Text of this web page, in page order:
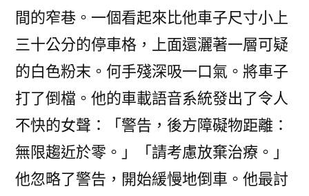
間的窄巷。一個看起來比他車子尺寸小上
三十公分的停車格，上面還灑著一層可疑
的白色粉末。何手殘深吸一口氣。將車子
打了倒檔。他的車載語音系統發出了令人
不快的女聲：「警告，後方障礙物距離：
無限趨近於零。」「請考慮放棄治療。」
他忽略了警告，開始緩慢地倒車。他最討